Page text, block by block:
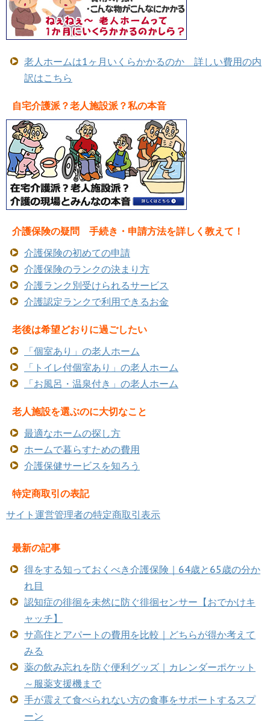
老人ホームは1ヶ月いくらかかるのか 詳しい費用の内
訳はこちら
自宅介護派？老人施設派？私の本音
介護保険の疑問 手続き・申請方法を詳しく教えて！
介護保険の初めての申請
介護保険のランクの決まり方
介護ランク別受けられるサービス
介護認定ランクで利用できるお金
老後は希望どおりに過ごしたい
「個室あり」の老人ホーム
「トイレ付個室あり」の老人ホーム
「お風呂・温泉付き」の老人ホーム
老人施設を選ぶのに大切なこと
最適なホームの探し方
ホームで暮らすための費用
介護保健サービスを知ろう
特定商取引の表記
サイト運営管理者の特定商取引表示
最新の記事
得をする知っておくべき介護保険｜64歳と65歳の分か
れ目
認知症の徘徊を未然に防ぐ徘徊センサー【おでかけキ
ャッチ】
サ高住とアパートの費用を比較｜どちらが得か考えて
みる
薬の飲み忘れを防ぐ便利グッズ｜カレンダーポケット
～服薬支援機まで
手が震えて食べられない方の食事をサポートするスプ
ーン